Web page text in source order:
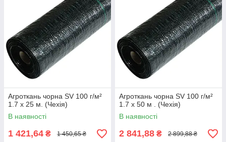
Агроткань чорна SV 100 г/м²
1.7 х 25 м. (Чехія)
В наявності
1 421,64 ₴ 1 450,65 ₴
Агроткань чорна SV 100 г/м²
1.7 х 50 м . (Чехія)
В наявності
2 841,88 ₴ 2 899,88 ₴